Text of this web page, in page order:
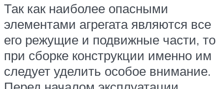
Так как наиболее опасными
элементами агрегата являются все
его режущие и подвижные части, то
при сборке конструкции именно им
следует уделить особое внимание.